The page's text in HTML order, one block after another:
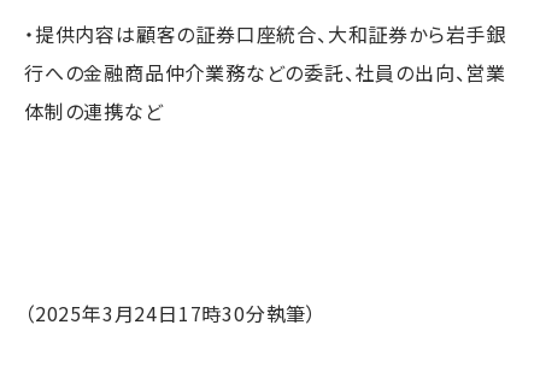
・提供内容は顧客の証券口座統合、大和証券から岩手銀
行への金融商品仲介業務などの委託、社員の出向、営業
体制の連携など
（2025年3月24日17時30分執筆）